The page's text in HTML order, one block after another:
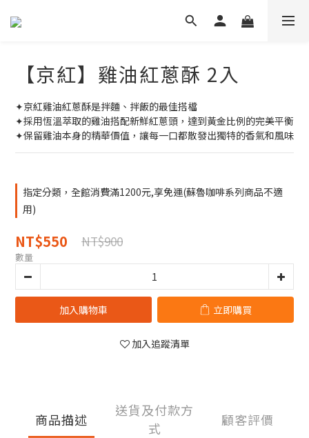
【京紅】雞油紅蔥酥 2入
✦京紅雞油紅蔥酥是拌麵、拌飯的最佳搭檔
✦採用恆溫萃取的雞油搭配新鮮紅蔥頭，達到黃金比例的完美平衡
✦保留雞油本身的精華價值，讓每一口都散發出獨特的香氣和風味
指定分類，全館消費滿1200元,享免運(蘇魯咖啡系列商品不適
用)
NT$550 NT$900
數量
加入購物車 立即購買
加入追蹤清單
商品描述
送貨及付款方
式
顧客評價